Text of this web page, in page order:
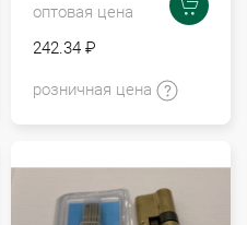
оптовая цена
242.34 ₽
розничная цена